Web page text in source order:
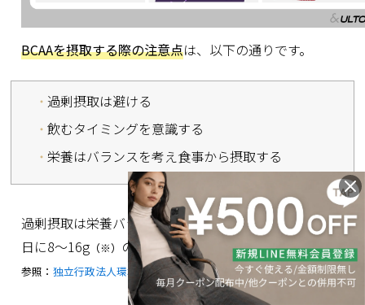
BCAAを摂取する際の注意点は、以下の通りです。
過剰摂取は避ける
飲むタイミングを意識する
栄養はバランスを考え食事から摂取する
過剰摂取は栄養バランスの偏りの原因となるため、一
日に8～16g （※） の範囲で適量を摂取しましょう。
参照：独立行政法人環境再生保全機構 ERCA